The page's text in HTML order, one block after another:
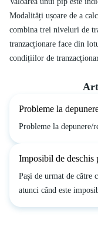
Modalități ușoare de a
combina trei niveluri de
tranzacționare face din
condițiilor de
Probleme la
Probleme la depunere/
Imposibil de deschis
Pași de urmat de
atunci când este